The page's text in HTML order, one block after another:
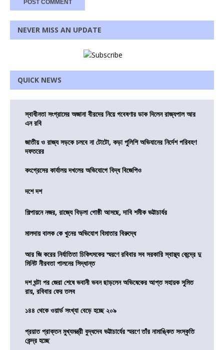
NEVER MISS AN UPDATE
QUICK NEWS
স্বাধীনতা সংগ্রামের অজানা বীরদের নিয়ে গবেষণার ডাক দিলেন রাজ্যপাল আর
এন রবি
জাতীয় ও রাজ্য সড়কে চলবে না টোটো, কড়া পুলিশি অভিযানের নির্দেশ পরিবহণ
দফতরের
কংগ্রেসের কার্যালয় দখলের অভিযোগে বিদ্ধ বিজেপিও
দশে দশ
শিল্পায়নে নজর, রাজ্যে বিড়লা গোষ্ঠী আসছে, দাবি শমীক ভট্টাচার্যর
মালদায় বালক কে খুনের অভিযোগ বিমাতার বিরুদ্ধে
আর জি করের নির্যাতিতা চিকিৎসকের স্মরণে রবিবার সব সরকারি স্বাস্থ্য কেন্দ্রে দু
মিনিট নীরবতা পালনের সিদ্ধান্ত
দশ ঘন্টা পর জেরা শেষে ভবানী ভবন ছাড়লেন অভিষেকের আপ্ত সহায়ক সুমিত
রায়, রবিবার ফের তলব
১৪৪ থেকে ওয়ার্ড সংখ্যা বেড়ে হচ্ছে ২০৯
প্রয়াত প্রাক্তন মুখ্যমন্ত্রী বুদ্ধদেব ভট্টাচার্যের স্মরণে তাঁর নামাঙ্কিত সংস্কৃতি
কেন্দ্র হচ্ছে